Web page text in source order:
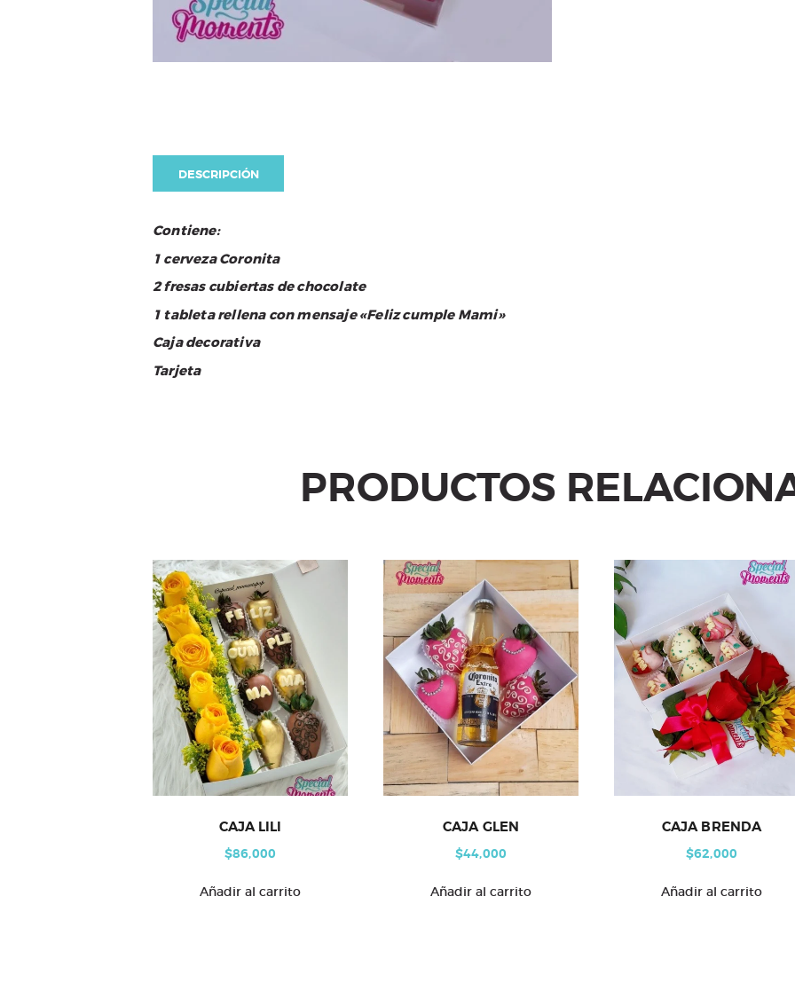
DESCRIPCIÓN
Contiene:
1 cerveza Coronita
2 fresas cubiertas de chocolate
1 tableta rellena con mensaje «Feliz cumple Mami»
Caja decorativa
Tarjeta
PRODUCTOS
CAJA LILI
$86,000
Añadir al carrito
CAJA GLEN
$44,000
Añadir al carrito
CAJA BRENDA
$62,000
Añadir al carrito